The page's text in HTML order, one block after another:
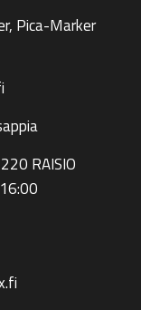
Pica-Marker
RAISIO